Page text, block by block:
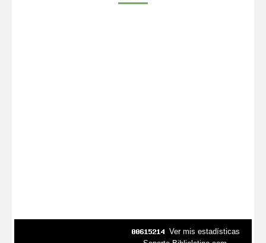
Ver mis estadísticas